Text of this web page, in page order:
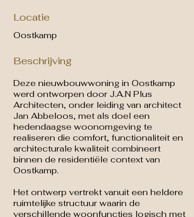
Locatie
Oostkamp
Beschrijving
Deze nieuwbouwwoning in Oostkamp
werd ontworpen door J.A.N Plus
Architecten, onder leiding van architect
Jan Abbeloos, met als doel een
hedendaagse woonomgeving te
realiseren die comfort, functionaliteit en
architecturale kwaliteit combineert
binnen de residentiële context van
Oostkamp.
Het ontwerp vertrekt vanuit een heldere
ruimtelijke structuur waarin de
verschillende woonfuncties logisch met